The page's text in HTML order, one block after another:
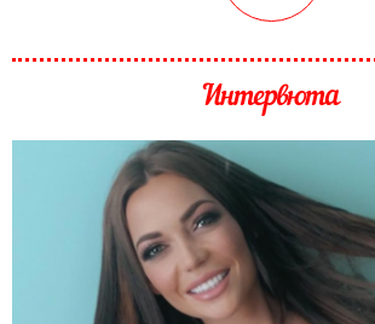
Интервюта